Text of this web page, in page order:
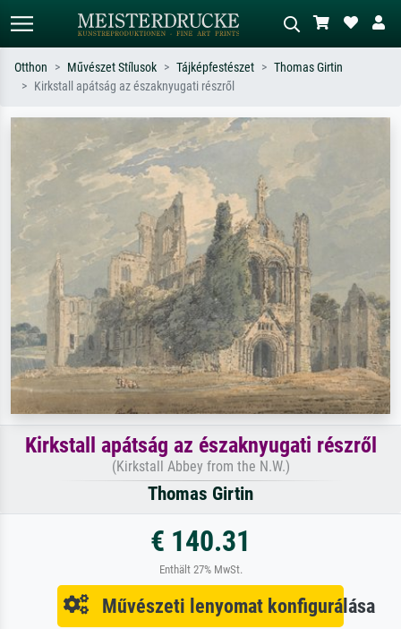
Keressen művész, műcím vagy stílus
szerint – pl. Monet, Csillagos éj,
impresszionizmus, Hokusai-hullám,
akt.
Írja le a jelenetet – pl. zöld rét, sok
egy fa mellett.
Otthon Művészet Stílusok Tájképfestészet
Thomas Girtin
Kirkstall apátság az északnyugati részről
Kirkstall apátság az északnyugati részről
(Kirkstall Abbey from the N.W.)
Thomas Girtin
€ 140.31
Enthält 27% MwSt.
Művészeti lenyomat konfigurálása